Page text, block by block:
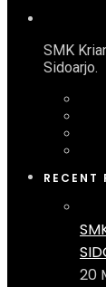
SMK
Sidoarjo.
RECENT
20